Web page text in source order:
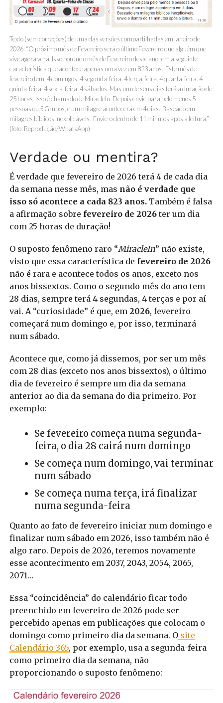
Texto (sem correções) de uma das versões compartilhadas em janeiro de
2026: “O próximo mês de Fevereiro será o último Fevereiro que alguém que
vive agora verá. Isso porque o mês de Fevereiro deste ano tem a seguinte
característica que acontece apenas uma vez em 823 anos. Este mês de
fevereiro tem: 4 domingos. 4 segunda-feira. 4 terça-feira. 4 quarta-feira. 4
quinta-feira. 4 sexta-feira. 4 sábados. Mas um de seus dias terá a duração de
25 horas. Isso é chamado de MiracleIn. Depois envie para pelo menos 5
pessoas ou 5 Grupos, e um milagre acontecerá em 4 dias. Baseado em
milagres bíblicos inexplicáveis. Envie-o dentro de 11 minutos após a leitura.”
(foto: Reprodução/WhatsApp)
Verdade ou mentira?
É verdade que fevereiro de 2026 terá 4 de cada dia
da semana nesse mês, mas não é verdade que
isso só acontece a cada 823 anos.Também é falsa
a afirmação sobre fevereiro de 2026ter um dia
com 25 horas de duração!
O suposto fenômeno raro “MiracleIn” não existe,
visto que essa característica de fevereiro de 2026
não é rara e acontece todos os anos, exceto nos
anos bissextos. Como o segundo mês do ano tem
28 dias, sempre terá 4 segundas, 4 terças e por aí
vai. A “curiosidade” é que, em 2026, fevereiro
começará num domingo e, por isso, terminará
num sábado.
Acontece que, como já dissemos, por ser um mês
com 28 dias (exceto nos anos bissextos), o último
dia de fevereiro é sempre um dia da semana
anterior ao dia da semana do dia primeiro. Por
exemplo:
Se fevereiro começa numa segunda-
feira, o dia 28 cairá num domingo
Se começa num domingo, vai terminar
num sábado
Se começa numa terça, irá finalizar
numa segunda-feira
Quanto ao fato de fevereiro iniciar num domingo e
finalizar num sábado em 2026, isso também não é
algo raro. Depois de 2026, teremos novamente
esse acontecimento em 2037, 2043, 2054, 2065,
2071…
Essa “coincidência” do calendário ficar todo
preenchido em fevereiro de 2026 pode ser
percebido apenas em publicações que colocam o
domingo como primeiro dia da semana. Osite
Calendário 365, por exemplo, usa a segunda-feira
como primeiro dia da semana, não
proporcionando o suposto fenômeno: